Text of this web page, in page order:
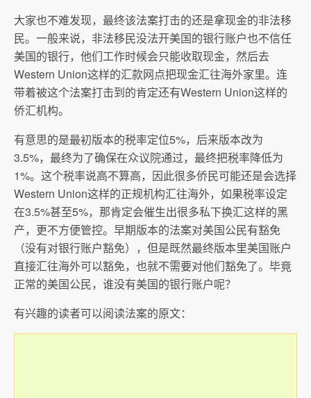
大家也不难发现，最终该法案打击的还是拿现金的非法移
民。一般来说，非法移民没法开美国的银行账户也不信任
美国的银行，他们工作时候会只能收取现金，然后去
Western Union这样的汇款网点把现金汇往海外家里。连
带着被这个法案打击到的肯定还有Western Union这样的
侨汇机构。
有意思的是最初版本的税率定位5%，后来版本改为
3.5%，最终为了确保在众议院通过，最终把税率降低为
1%。这个税率说高不算高，因此很多侨民可能还是会选择
Western Union这样的正规机构汇往海外，如果税率设定
在3.5%甚至5%，那肯定会催生出很多私下换汇这样的黑
产，更不方便管控。早期版本的法案对美国公民有豁免
（没有对银行账户豁免），但是既然最终版本里美国账户
直接汇往海外可以豁免，也就不需要对他们豁免了。毕竟
正常的美国公民，谁没有美国的银行账户呢？
有兴趣的读者可以阅读法案的原文：